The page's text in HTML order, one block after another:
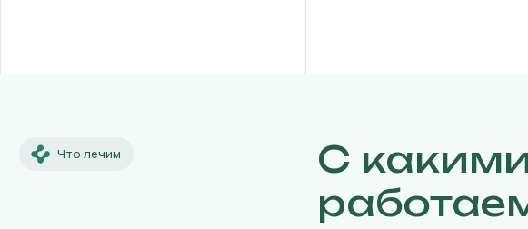
Что лечим
С